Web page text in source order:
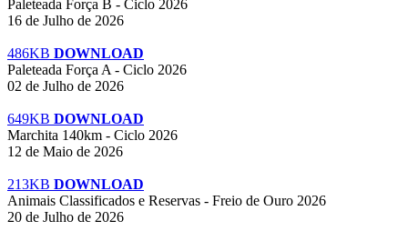
Paleteada Força B - Ciclo 2026
16 de Julho de 2026
486KB DOWNLOAD
Paleteada Força A - Ciclo 2026
02 de Julho de 2026
649KB DOWNLOAD
Marchita 140km - Ciclo 2026
12 de Maio de 2026
213KB DOWNLOAD
Animais Classificados e Reservas - Freio de Ouro 2026
20 de Julho de 2026